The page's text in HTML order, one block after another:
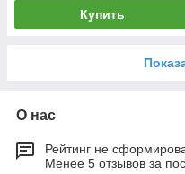
Купить
О нас
Рейтинг не
Менее 5 отзывов за